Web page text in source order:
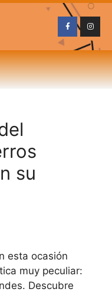
su
esta ocasión
muy peculiar:
Descubre